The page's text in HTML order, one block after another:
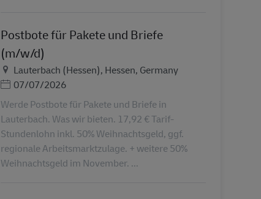
Postbote für Pakete und Briefe
(m/w/d)
Местоположение
Lauterbach (Hessen), Hessen, Germany
Дата публикации
07/07/2026
Werde Postbote für Pakete und Briefe in
Lauterbach. Was wir bieten. 17,92 € Tarif-
Stundenlohn inkl. 50% Weihnachtsgeld, ggf.
regionale Arbeitsmarktzulage. + weitere 50%
Weihnachtsgeld im November. ...